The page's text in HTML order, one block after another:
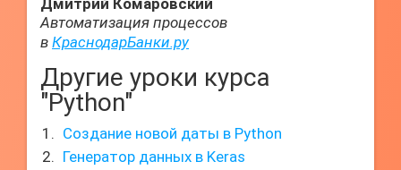
Дмитрий Комаровский
Автоматизация процессов
в КраснодарБанки.ру
Другие уроки курса
"Python"
Создание новой даты в Python
Генератор данных в Keras